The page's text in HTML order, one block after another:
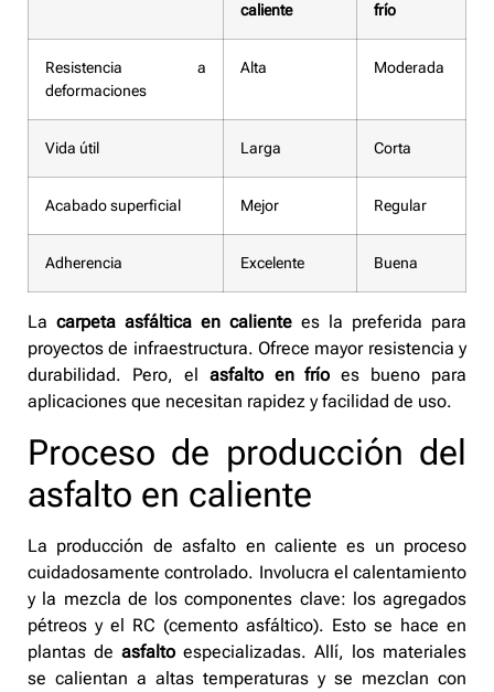
caliente
frío
Resistencia a
deformaciones
Alta Moderada
Vida útil Larga Corta
Acabado superficial Mejor Regular
Adherencia Excelente Buena
La carpeta asfáltica en caliente es la preferida para
proyectos de infraestructura. Ofrece mayor resistencia y
durabilidad. Pero, el asfalto en frío es bueno para
aplicaciones que necesitan rapidez y facilidad de uso.
Proceso de producción del
asfalto en caliente
La producción de asfalto en caliente es un proceso
cuidadosamente controlado. Involucra el calentamiento
y la mezcla de los componentes clave: los agregados
pétreos y el RC (cemento asfáltico). Esto se hace en
plantas de asfalto especializadas. Allí, los materiales
se calientan a altas temperaturas y se mezclan con